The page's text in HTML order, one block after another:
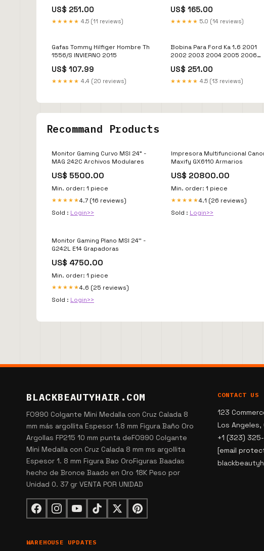
US$ 251.00
★★★★★ 4.5 (11 reviews)
US$ 165.00
★★★★★ 5.0 (14 reviews)
Gafas Tommy Hilfiger Hombre Th
1556/S INVIERNO 2015
US$ 107.99
★★★★★ 4.4 (20 reviews)
Bobina Para Ford Ka 1.6 2001
2002 2003 2004 2005 2006
US$ 251.00
★★★★★ 4.5 (13 reviews)
Recommand Products
Monitor Gaming Curvo MSI 24" -
MAG 242C Archivos Modulares
US$ 5500.00
Min. order: 1 piece
★★★★★4.7 (16 reviews)
Sold : Login>>
Impresora Multifuncional
Maxify GX6110 Armarios
US$ 20800.00
Min. order: 1 piece
★★★★★4.1 (26 reviews)
Sold : Login>>
Monitor Gaming Plano MSI 24'' -
G242L E14 Grapadoras
US$ 4750.00
Min. order: 1 piece
★★★★★4.6 (25 reviews)
Sold : Login>>
BLACKBEAUTYHAIR.COM
FO990 Colgante Mini Medalla con Cruz Calada 8
mm más argollita Espesor 1.8 mm Figura Baño Oro
Argollas FP215 10 mm punta deFO990 Colgante
Mini Medalla con Cruz Calada 8 mm ms argollita
Espesor 1. 8 mm Figura Bao OroFiguras Baadas
hecho de Bronce Baado en Oro 18K Peso por
Unidad 0. 37 gr VENTA POR UNIDAD
CONTACT US
123
Los Angeles,
+1 (323)
[email
WAREHOUSE UPDATES